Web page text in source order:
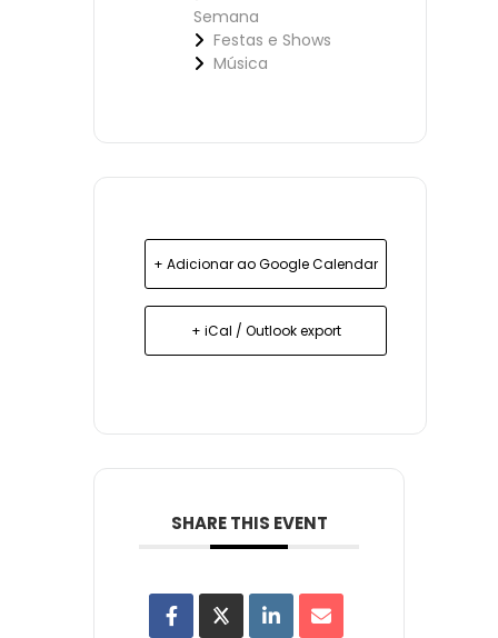
Semana
Festas e Shows
Música
+ Adicionar ao Google Calendar
+ iCal / Outlook export
SHARE THIS EVENT